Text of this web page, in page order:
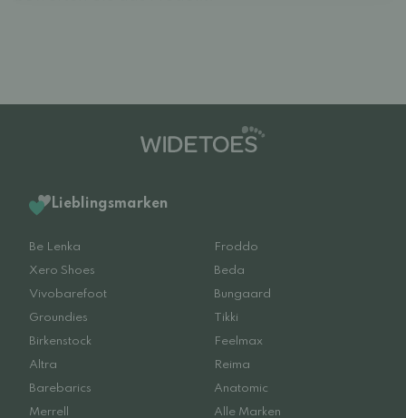
Lieblingsmarken
Be Lenka
Froddo
Xero Shoes
Beda
Vivobarefoot
Bungaard
Groundies
Tikki
Birkenstock
Feelmax
Altra
Reima
Barebarics
Anatomic
Merrell
Alle Marken